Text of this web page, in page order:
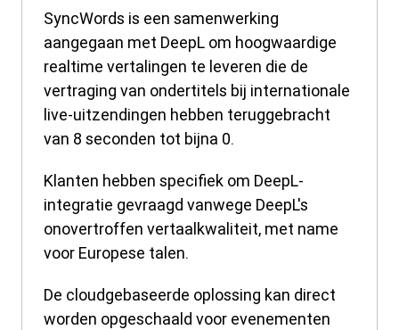
SyncWords is een samenwerking
aangegaan met DeepL om hoogwaardige
realtime vertalingen te leveren die de
vertraging van ondertitels bij internationale
live-uitzendingen hebben teruggebracht
van 8 seconden tot bijna 0.
Klanten hebben specifiek om DeepL-
integratie gevraagd vanwege DeepL's
onovertroffen vertaalkwaliteit, met name
voor Europese talen.
De cloudgebaseerde oplossing kan direct
worden opgeschaald voor evenementen